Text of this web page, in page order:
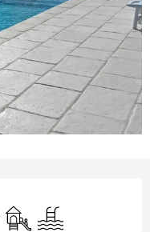
Jeux pour enfants /
Piscine